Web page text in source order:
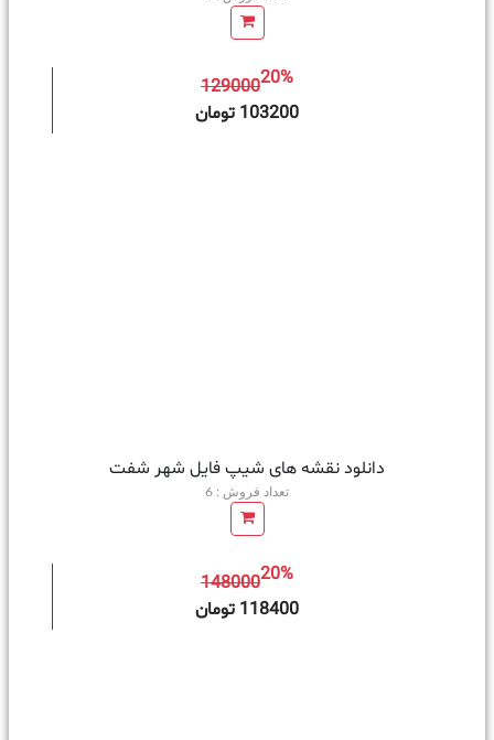
12900020%
103200 تومان
دانلود نقشه های شیپ فایل شهر شفت
تعداد فروش : 6
14800020%
118400 تومان